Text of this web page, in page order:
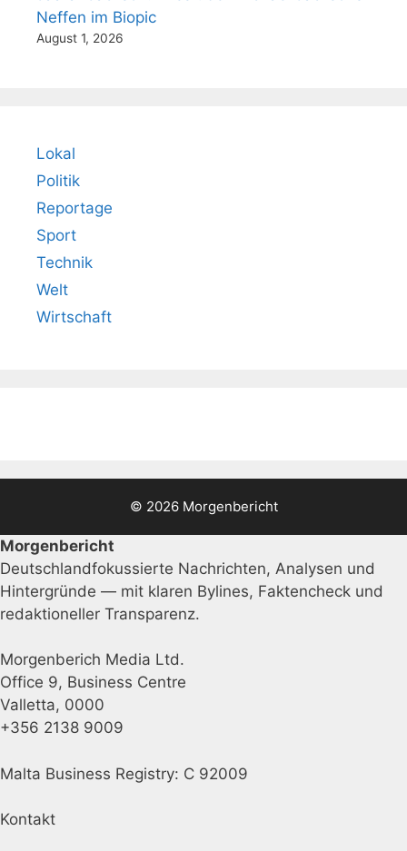
Neffen im Biopic
August 1, 2026
Lokal
Politik
Reportage
Sport
Technik
Welt
Wirtschaft
© 2026 Morgenbericht
Morgenbericht
Deutschlandfokussierte Nachrichten, Analysen und
Hintergründe — mit klaren Bylines, Faktencheck und
redaktioneller Transparenz.
Morgenberich Media Ltd.
Office 9, Business Centre
Valletta, 0000
+356 2138 9009
Malta Business Registry: C 92009
Kontakt